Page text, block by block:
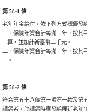
第 58-1 條
老年年金給付，依下列方式擇優發
一、保險年資合計每滿一年，按其
    算，並加計新臺幣三千元。
二、保險年資合計每滿一年，按其
    。
第 58-2 條
符合第五十八條第一項第一款及第
請領者，於請領時應發給展延老年